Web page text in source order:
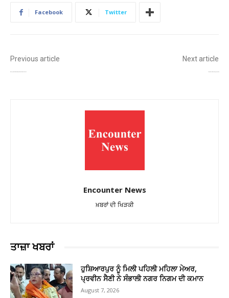
Facebook Twitter
Previous article Next article
Encounter News
ਖ਼ਬਰਾਂ ਦੀ ਖਿੜਕੀ
ਤਾਜ਼ਾ ਖਬਰਾਂ
ਹੁਸ਼ਿਆਰਪੁਰ ਨੂੰ ਮਿਲੀ ਪਹਿਲੀ ਮਹਿਲਾ ਮੇਅਰ,
ਪ੍ਰਵੀਨ ਸੈਣੀ ਨੇ ਸੰਭਾਲੀ ਨਗਰ ਨਿਗਮ ਦੀ ਕਮਾਨ
August 7, 2026